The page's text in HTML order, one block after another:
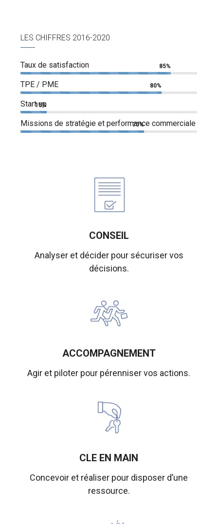
LES CHIFFRES 2016-2020
Taux de satisfaction 85%
TPE / PME 80%
Start up
15%
Missions de stratégie et performance commerciale
70%
CONSEIL
Analyser et décider pour sécuriser vos
décisions.
ACCOMPAGNEMENT
Agir et piloter pour pérenniser vos actions.
CLE EN MAIN
Concevoir et réaliser pour disposer d’une
ressource.